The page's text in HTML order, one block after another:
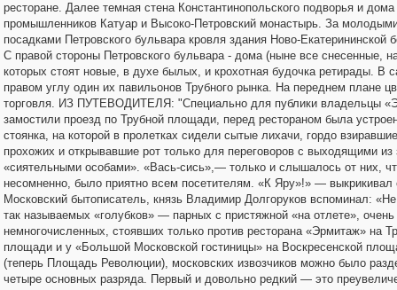
ресторане. Далее темная стена Константинопольского подворья и дома
промышленников Катуар и Высоко-Петровский монастырь. За
посадками Петровского бульвара кровля здания Ново-Екатерининской
С правой стороны Петровского бульвара - дома (ныне все снесенные,
которых стоят новые, в духе былых, и крохотная будочка ретирады. В
правом углу один их павильонов Трубного рынка. На переднем плане
торговля. ИЗ ПУТЕВОДИТЕЛЯ: "Специально для публики владельцы
замостили проезд по Трубной площади, перед рестораном была
стоянка, на которой в пролетках сидели сытые лихачи, гордо
прохожих и открывавшие рот только для переговоров с выходящими из
«сиятельными особами». «Вась-сись»,— только и слышалось от них,
несомненно, было приятно всем посетителям. «К Яру»!» — выкрикивал
Московский бытописатель, князь Владимир Долгоруков вспоминал:
так называемых «голубков» — парных с пристяжной «на отлете», очень
немногочисленных, стоявших только против ресторана «Эрмитаж» на
площади и у «Большой Московской гостиницы» на Воскресенской
(теперь Площадь Революции), московских извозчиков можно было
четыре основных разряда. Первый и довольно редкий — это